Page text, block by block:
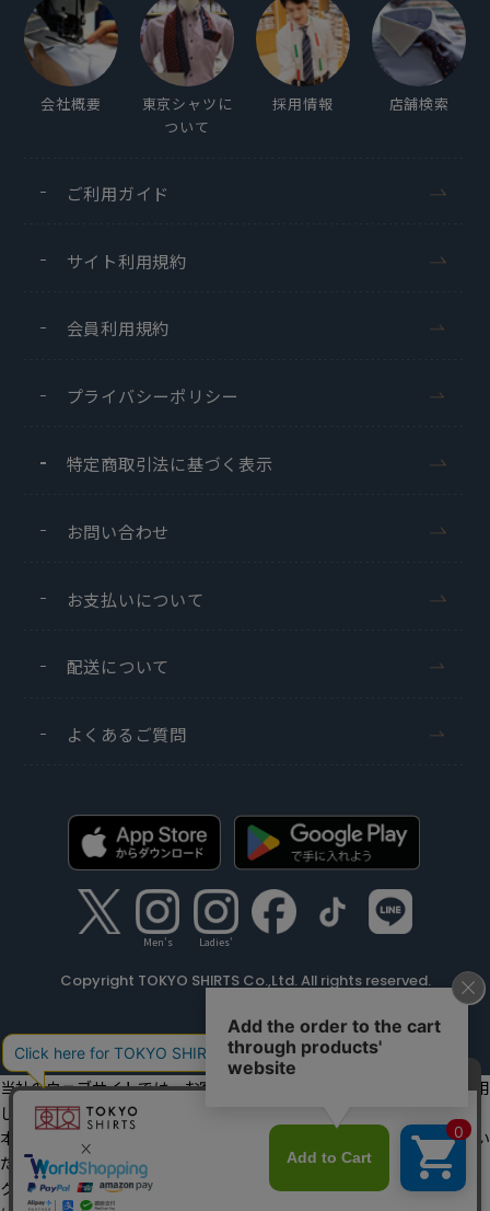
会社概要
東京シャツに
ついて
採用情報 店舗検索
ご利用ガイド
サイト利用規約
会員利用規約
プライバシーポリシー
特定商取引法に基づく表示
お問い合わせ
お支払いについて
配送について
よくあるご質問
Men's Ladies'
Copyright TOKYO SHIRTS Co.,Ltd. All rights reserved.
当社のウェブサイトでは、お客様の利便性向上のためにクッキーを利用
しています。
本ウェブサイトをこのままご利用になる場合、クッキーの使用に同意い
ただいたものとみなします。
クッキーを通じて収集する情報には、「お客様個人を特定できる情報」